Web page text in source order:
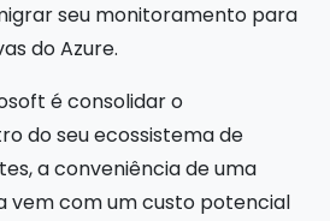
seu monitoramento para
do Azure.
é consolidar o
do seu ecossistema de
a conveniência de uma
vem com um custo potencial